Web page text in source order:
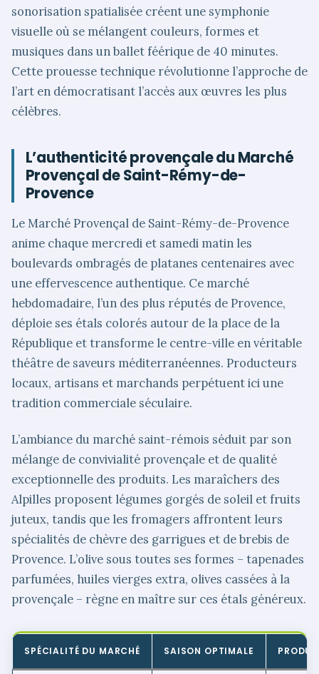
sonorisation spatialisée créent une symphonie
visuelle où se mélangent couleurs, formes et
musiques dans un ballet féérique de 40 minutes.
Cette prouesse technique révolutionne l’approche de
l’art en démocratisant l’accès aux œuvres les plus
célèbres.
L’authenticité provençale du Marché
Provençal de Saint-Rémy-de-
Provence
Le Marché Provençal de Saint-Rémy-de-Provence
anime chaque mercredi et samedi matin les
boulevards ombragés de platanes centenaires avec
une effervescence authentique. Ce marché
hebdomadaire, l’un des plus réputés de Provence,
déploie ses étals colorés autour de la place de la
République et transforme le centre-ville en véritable
théâtre de saveurs méditerranéennes. Producteurs
locaux, artisans et marchands perpétuent ici une
tradition commerciale séculaire.
L’ambiance du marché saint-rémois séduit par son
mélange de convivialité provençale et de qualité
exceptionnelle des produits. Les maraîchers des
Alpilles proposent légumes gorgés de soleil et fruits
juteux, tandis que les fromagers affrontent leurs
spécialités de chèvre des garrigues et de brebis de
Provence. L’olive sous toutes ses formes – tapenades
parfumées, huiles vierges extra, olives cassées à la
provençale – règne en maître sur ces étals généreux.
SPÉCIALITÉ DU MARCHÉ SAISON OPTIMALE